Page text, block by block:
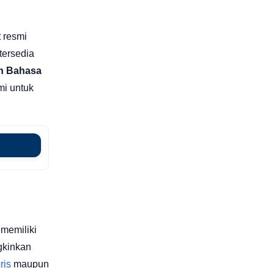
resmi
Bahasa
untuk
maupun